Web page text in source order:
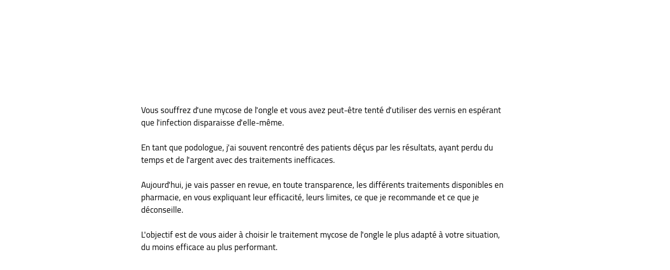
Vous souffrez d'une mycose de l'ongle et vous avez peut-être tenté d'utiliser des vernis en espérant
que l'infection disparaisse d'elle-même.
En tant que podologue, j'ai souvent rencontré des patients déçus par les résultats, ayant perdu du
temps et de l'argent avec des traitements inefficaces.
Aujourd'hui, je vais passer en revue, en toute transparence, les différents traitements disponibles en
pharmacie, en vous expliquant leur efficacité, leurs limites, ce que je recommande et ce que je
déconseille.
L'objectif est de vous aider à choisir le traitement mycose de l'ongle le plus adapté à votre situation,
du moins efficace au plus performant.